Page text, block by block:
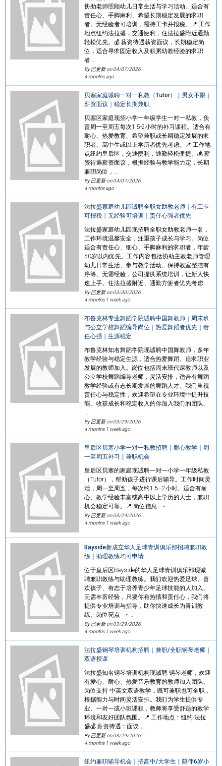
协助老师照顾幼儿日常生活与学习活动。适合有
责任心、手脚麻利、希望长期稳定发展的求职
者。无经验者可培训，需持工卡并报税。📍 工作
地点纽约法拉盛，交通便利，住法拉盛附近通勤
轻松优先。💰 薪资待遇薪资面议，长期稳定岗
位，适合寻求固定收入及积累幼教经验的求职
者…
By 已更新 on04/07/2026
4 months ago
贝塞家庭诚聘一对一私教（Tutor）｜男女不限｜
薪资面议｜稳定长期兼职
贝塞区家庭现招小学一年级学生一对一私教，负
责周一至周五每次1.5-2小时的补习课程。适合有
耐心、热爱教育、希望兼职或长期稳定发展的求
职者。高中生或以上学历者优先考虑。📍 工作地
点纽约皇后区，交通便利，通勤轻松便捷。💰 薪
资待遇薪资面议，根据经验与教学能力定，长期
兼职岗位，…
By 已更新 on04/07/2026
4 months ago
法拉盛家庭幼儿园诚聘全职女助教老师｜有工卡
可报税｜无经验可培训｜责任心强者优先
法拉盛家庭幼儿园现招聘全职女助教老师一名，
工作环境温馨安全，注重孩子成长与学习。岗位
适合有责任心、细心、手脚麻利的求职者，年龄
50岁以内优先。工作内容包括协助主教老师管理
幼儿日常生活、参与教学活动、保持教室整洁有
序等。无需经验，公司提供系统培训，让新人快
速上手。住法拉盛附近、通勤方便者优先考虑…
By 已更新 on03/30/2026
4 months 1 week ago
布鲁克林专业舞蹈学院诚聘中国舞教师｜周末班
与公立学校舞蹈编导岗位｜热爱舞蹈者优先｜责
任心强｜生源稳定
布鲁克林知名舞蹈学院现诚聘中国舞教师，多年
教学经验与稳定生源，适合热爱舞蹈、追求职业
发展的教师加入。岗位包括周末班代课教师以及
公立学校舞蹈编导老师，灵活安排，适合有舞蹈
教学经验或有志长期发展的舞蹈人才。我们重视
责任心与稳定性，欢迎希望在专业环境中提升技
能、收获成长和稳定收入的你加入我们的团队。
By 已更新 on03/29/2026
4 months 1 week ago
皇后区贝塞小学一对一私教招聘｜耐心教学｜周
一至周五补习｜兼职机会
皇后区贝塞的家庭现诚聘一对一小学一年级私教
（Tutor），帮助孩子进行课后辅导。工作时间灵
活，周一至周五，每次约1.5–2小时。适合有耐
心、教学经验丰富或高中以上学历的人士，兼职
机会稳定可靠。📍 岗位信息 • …
By 已更新 on03/29/2026
4 months 1 week ago
Bayside新成立华人足球青训俱乐部招聘兼职教
练｜助理教练均可申请
位于皇后区Bayside的华人足球青训俱乐部现诚
聘兼职教练与助理教练。我们欢迎热爱足球、喜
欢孩子、有志于培养青少年足球技能的人加入。
无需丰富经验，只要你有热情和责任心，我们将
提供专业培训与指导，助你快速成长为青训教
练。岗位亮点 • …
By 已更新 on03/29/2026
4 months 1 week ago
法拉盛钢琴培训机构招聘｜兼职/全职钢琴老师｜
双语授课
法拉盛知名钢琴培训机构现诚聘 钢琴老师，欢迎
有爱心、耐心、热爱音乐教育的教师加入团队。
岗位支持 中英文双语教学，既可兼职也可全职，
根据能力与时间灵活安排。我们为学生提供专
业、一对一或小班课程，教师将享受舒适的教学
环境和友好团队氛围。📍 工作地点：纽约·法拉
盛💰 薪资待遇：面议，…
By 已更新 on03/29/2026
4 months 1 week ago
纽约兼职辅导机会｜招高中/大学生｜陪伴6岁小